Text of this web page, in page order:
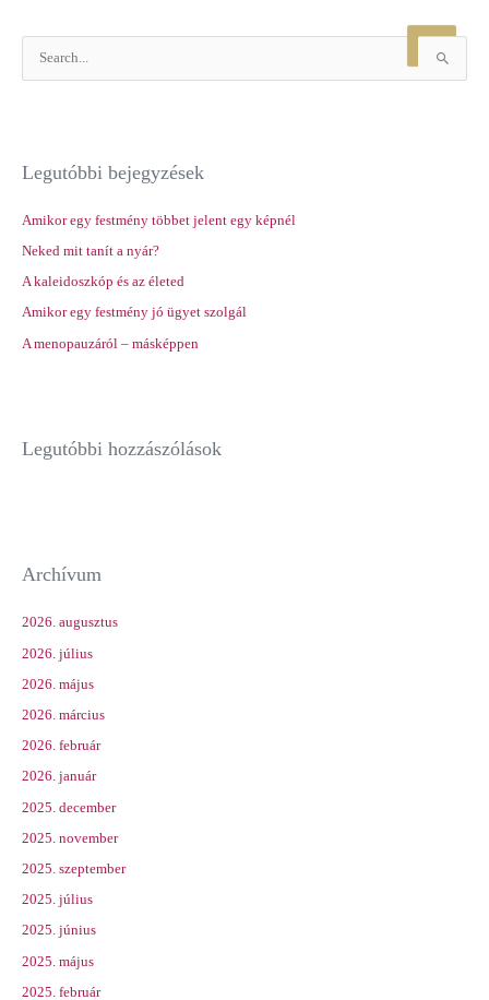
c
f
o
r
:
Legutóbbi bejegyzések
Amikor egy festmény többet jelent egy képnél
Neked mit tanít a nyár?
A kaleidoszkóp és az életed
Amikor egy festmény jó ügyet szolgál
A menopauzáról – másképpen
Legutóbbi hozzászólások
Archívum
2026. augusztus
2026. július
2026. május
2026. március
2026. február
2026. január
2025. december
2025. november
2025. szeptember
2025. július
2025. június
2025. május
2025. február